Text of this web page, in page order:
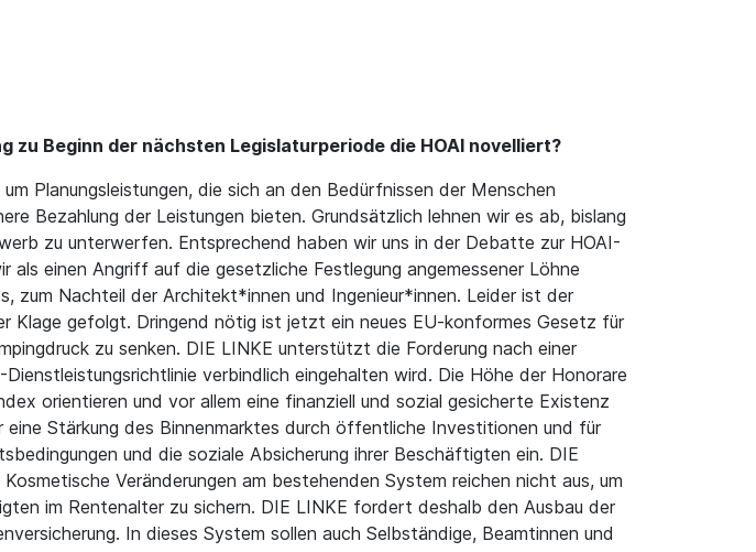
Beginn der nächsten Legislaturperiode die HOAI novelliert?
Planungsleistungen, die sich an den Bedürfnissen der Menschen
Bezahlung der Leistungen bieten. Grundsätzlich lehnen wir es ab, bislang
zu unterwerfen. Entsprechend haben wir uns in der Debatte zur HOAI-
einen Angriff auf die gesetzliche Festlegung angemessener Löhne
Nachteil der Architekt*innen und Ingenieur*innen. Leider ist der
Klage gefolgt. Dringend nötig ist jetzt ein neues EU-konformes Gesetz für
zu senken. DIE LINKE unterstützt die Forderung nach einer
verbindlich eingehalten wird. Die Höhe der Honorare
orientieren und vor allem eine finanziell und sozial gesicherte Existenz
Stärkung des Binnenmarktes durch öffentliche Investitionen und für
und die soziale Absicherung ihrer Beschäftigten ein. DIE
Veränderungen am bestehenden System reichen nicht aus, um
im Rentenalter zu sichern. DIE LINKE fordert deshalb den Ausbau der
In dieses System sollen auch Selbständige, Beamtinnen und